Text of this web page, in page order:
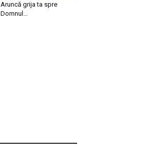
Aruncă grija ta spre
Domnul…